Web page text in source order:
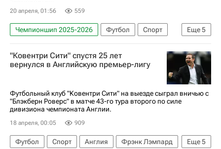
20 апреля, 01:56 559
Еще5
Чемпионшип 2025-2026 Футбол
Спорт
АПЛ 2026-2027 (Чемпионат Англии по футболу)
Фрэнк Лэмпард
Челси
Ковентри Сити
"Ковентри Сити" спустя 25 лет
вернулся в Английскую премьер-лигу
Футбольный клуб "Ковентри Сити" на выезде сыграл вничью с
"Блэкберн Роверс" в матче 43-го тура второго по силе
дивизиона чемпионата Англии.
18 апреля, 00:05 909
Еще5
Футбол Спорт Англия Фрэнк Лэмпард